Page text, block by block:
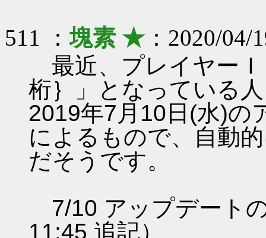
511 ：塊素 ★：2020/04/
最近、プレイヤー
桁｝」となっている
2019年7月10日(水)の
によるもので、自動
だそうです。
7/10 アップデート
11:45 追記）